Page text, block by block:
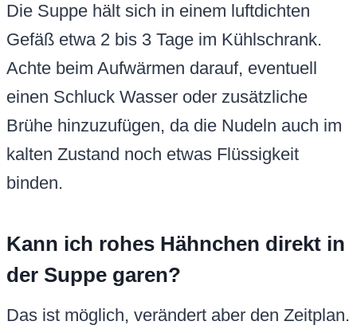
Die Suppe hält sich in einem luftdichten
Gefäß etwa 2 bis 3 Tage im Kühlschrank.
Achte beim Aufwärmen darauf, eventuell
einen Schluck Wasser oder zusätzliche
Brühe hinzuzufügen, da die Nudeln auch im
kalten Zustand noch etwas Flüssigkeit
binden.
Kann ich rohes Hähnchen direkt in
der Suppe garen?
Das ist möglich, verändert aber den Zeitplan.